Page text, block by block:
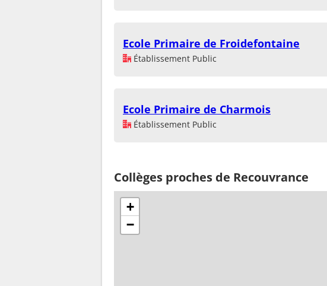
Ecole Primaire de Froidefontaine
Établissement Public
Ecole Primaire de Charmois
Établissement Public
Collèges proches de Recouvrance
+
−